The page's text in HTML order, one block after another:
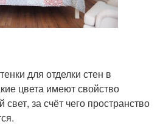
для отделки стен в
цвета имеют свойство
за счёт чего пространство